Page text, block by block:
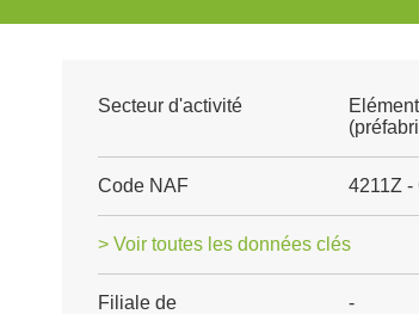
Secteur d'activité
Code NAF 4211Z -
> Voir toutes les données clés
Filiale de -